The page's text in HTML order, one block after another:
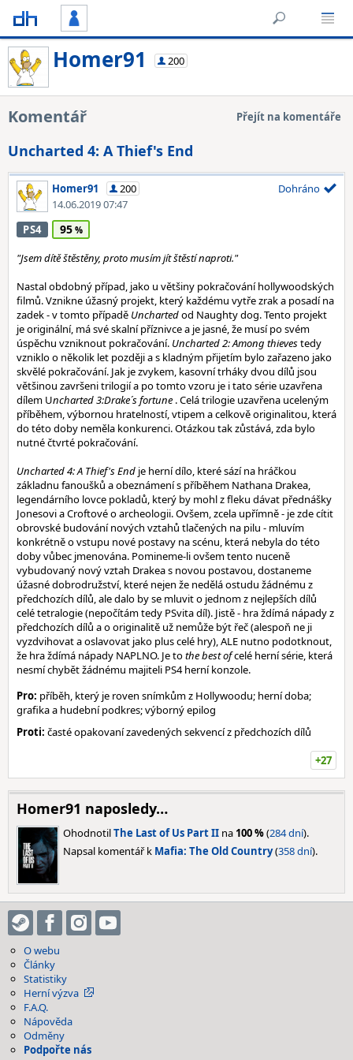
Homer91 200
Komentář Přejít na komentáře
Uncharted 4: A Thief's End
Homer91
200
14.06.2019 07:47
Dohráno
PS4 95
"Jsem dítě štěstěny, proto musím jít štěstí naproti."
Nastal obdobný případ, jako u většiny pokračování hollywoodských
filmů. Vznikne úžasný projekt, který každému vytře zrak a posadí na
zadek - v tomto případě Unchartedod Naughty dog. Tento projekt
je originální, má své skalní příznivce a je jasné, že musí po svém
úspěchu vzniknout pokračování. Uncharted 2: Among thievestedy
vzniklo o několik let později a s kladným přijetím bylo zařazeno jako
skvělé pokračování. Jak je zvykem, kasovní trháky dvou dílů jsou
většinou završeni trilogií a po tomto vzoru je i tato série uzavřena
dílem Uncharted 3:Drake´s fortune . Celá trilogie uzavřena uceleným
příběhem, výbornou hratelností, vtipem a celkově originalitou, která
do této doby neměla konkurenci. Otázkou tak zůstává, zda bylo
nutné čtvrté pokračování.
Uncharted 4: A Thief's End je herní dílo, které sází na hráčkou
základnu fanoušků a obeznámení s příběhem Nathana Drakea,
legendárního lovce pokladů, který by mohl z fleku dávat přednášky
Jonesovi a Croftové o archeologii. Ovšem, zcela upřímně - je zde cítit
obrovské budování nových vztahů tlačených na pilu - mluvím
konkrétně o vstupu nové postavy na scénu, která nebyla do této
doby vůbec jmenována. Pomineme-li ovšem tento nuceně
vybudovaný nový vztah Drakea s novou postavou, dostaneme
úžasné dobrodružství, které nejen že nedělá ostudu žádnému z
předchozích dílů, ale dalo by se mluvit o jednom z nejlepších dílů
celé tetralogie (nepočítám tedy PSvita díl). Jistě - hra ždímá nápady z
předchozích dílů a o originalitě už nemůže být řeč (alespoň ne ji
vyzdvihovat a oslavovat jako plus celé hry), ALE nutno podotknout,
že hra ždímá nápady NAPLNO. Je tothe best ofcelé herní série, která
nesmí chybět žádnému majiteli PS4 herní konzole.
Pro: příběh, který je roven snímkům z Hollywoodu; herní doba;
grafika a hudební podkres; výborný epilog
Proti: časté opakovaní zavedených sekvencí z předchozích dílů
+27
Homer91 naposledy…
OhodnotilThe Last of Us Part II na 100 %(284 dní).
Napsal komentář k Mafia: The Old Country(358 dní).
O webu
Články
Statistiky
Herní výzva
F.A.Q.
Nápověda
Odměny
Podpořte nás